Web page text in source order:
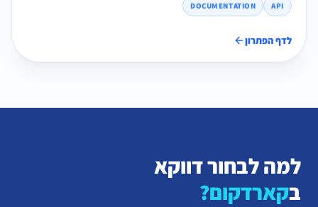
API
DOCUMENTATION
לדף הפתרון
למה לבחור דווקא
בקארדקום?